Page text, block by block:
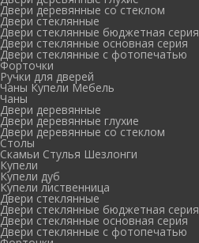
Двери деревянные со стеклом
Двери стеклянные
Двери стеклянные бюджетная серия
Двери стеклянные основная серия
Двери стеклянные с фотопечатью
Форточки
Ручки для дверей
Чаны Купели Мебель
Чаны
Двери деревянные
Двери деревянные глухие
Двери деревянные со стеклом
Столы
Скамьи Стулья Шезлонги
Купели
Купели дуб
Купели лиственница
Двери стеклянные
Двери стеклянные бюджетная серия
Двери стеклянные основная серия
Двери стеклянные с фотопечатью